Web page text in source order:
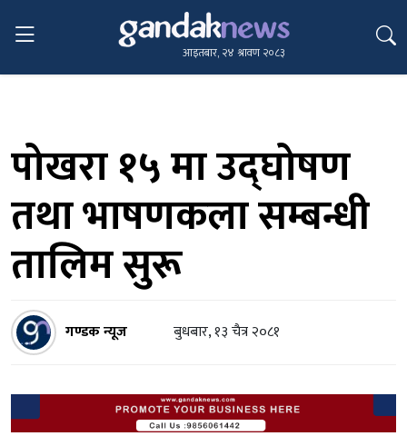
आइतबार, २४ श्रावण २०८३
पोखरा १५ मा उद्‍घोषण
तथा भाषणकला सम्बन्धी
तालिम सुरू
गण्डक न्यूज बुधबार, १३ चैत्र २०८१